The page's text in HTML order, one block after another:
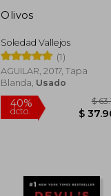
$ 61.516
Olivos
Soledad Vallejos
(1)
AGUILAR, 2017, Tapa
Blanda, Usado